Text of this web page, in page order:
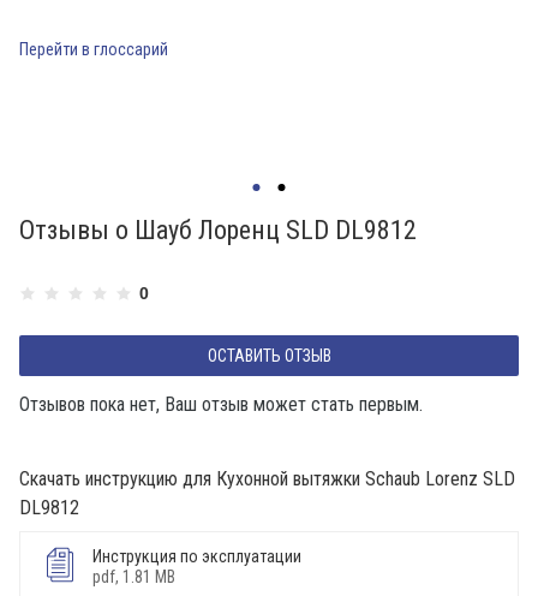
Перейти в глоссарий
Отзывы о Шауб Лоренц SLD DL9812
ОСТАВИТЬ ОТЗЫВ
0
Отзывов пока нет, Ваш отзыв может стать первым.
Скачать инструкцию для Кухонной вытяжки Schaub Lorenz SLD
DL9812
Инструкция по эксплуатации
pdf, 1.81 MB